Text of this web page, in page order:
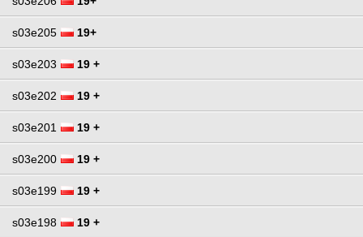
s03e205 19+
s03e203 19 +
s03e202 19 +
s03e201 19 +
s03e200 19 +
s03e199 19 +
s03e198 19 +